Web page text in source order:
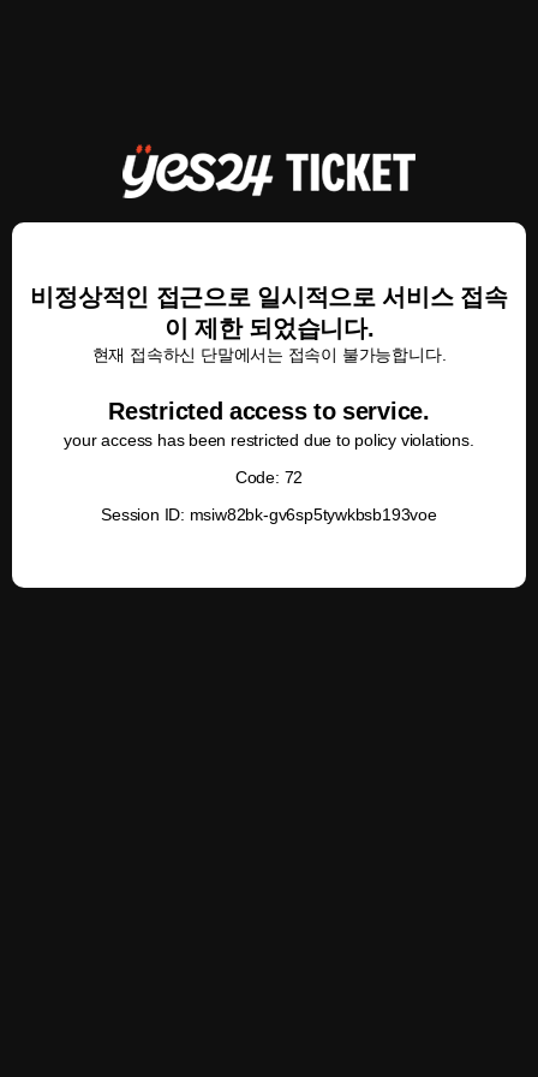
비정상적인 접근으로 일시적으로 서비스 접속
이 제한 되었습니다.
현재 접속하신 단말에서는 접속이 불가능합니다.
Restricted access to service.
your access has been restricted due to policy violations.
Code: 72
Session ID: msiw82bk-gv6sp5tywkbsb193voe